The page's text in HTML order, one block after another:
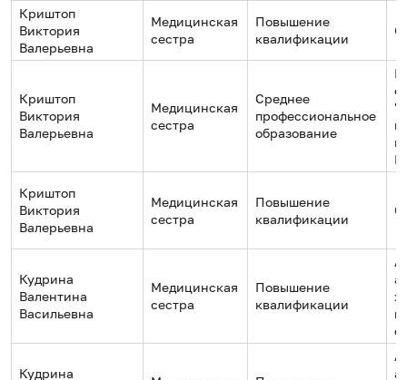
Криштоп
Виктория
Валерьевна
Медицинская
сестра
Повышение
квалификации
Криштоп
Виктория
Валерьевна
Медицинская
сестра
Среднее
профессиональное
образование
Криштоп
Виктория
Валерьевна
Медицинская
сестра
Повышение
квалификации
Кудрина
Валентина
Васильевна
Медицинская
сестра
Повышение
квалификации
Кудрина